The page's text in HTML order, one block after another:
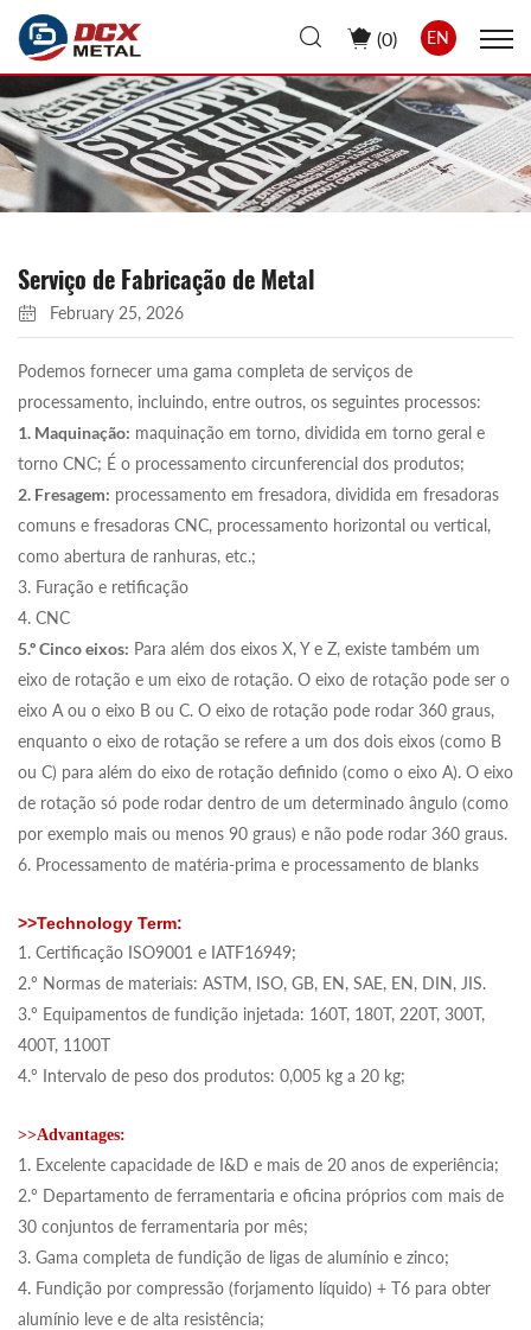
(0) EN
Serviço de Fabricação de Metal
February 25, 2026
Podemos fornecer uma gama completa de serviços de
processamento, incluindo, entre outros, os seguintes processos:
1. Maquinação: maquinação em torno, dividida em torno geral e
torno CNC; É o processamento circunferencial dos produtos;
2. Fresagem: processamento em fresadora, dividida em fresadoras
comuns e fresadoras CNC, processamento horizontal ou vertical,
como abertura de ranhuras, etc.;
3. Furação e retificação
4. CNC
5.º Cinco eixos: Para além dos eixos X, Y e Z, existe também um
eixo de rotação e um eixo de rotação. O eixo de rotação pode ser o
eixo A ou o eixo B ou C. O eixo de rotação pode rodar 360 graus,
enquanto o eixo de rotação se refere a um dos dois eixos (como B
ou C) para além do eixo de rotação definido (como o eixo A). O eixo
de rotação só pode rodar dentro de um determinado ângulo (como
por exemplo mais ou menos 90 graus) e não pode rodar 360 graus.
6. Processamento de matéria-prima e processamento de blanks
>>Technology Term:
1. Certificação ISO9001 e IATF16949;
2.º Normas de materiais: ASTM, ISO, GB, EN, SAE, EN, DIN, JIS.
3.º Equipamentos de fundição injetada: 160T, 180T, 220T, 300T,
400T, 1100T
4.º Intervalo de peso dos produtos: 0,005 kg a 20 kg;
>>Advantages:
1. Excelente capacidade de I&D e mais de 20 anos de experiência;
2.º Departamento de ferramentaria e oficina próprios com mais de
30 conjuntos de ferramentaria por mês;
3. Gama completa de fundição de ligas de alumínio e zinco;
4. Fundição por compressão (forjamento líquido) + T6 para obter
alumínio leve e de alta resistência;